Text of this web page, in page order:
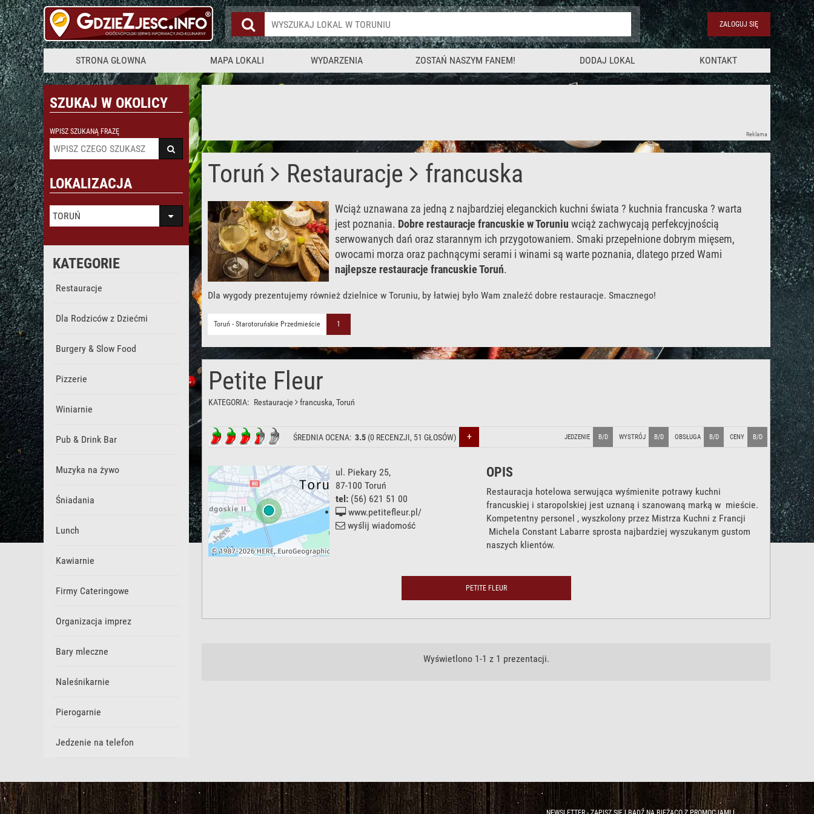
ZALOGUJ SIĘ
STRONA GŁOWNA MAPA LOKALI WYDARZENIA ZOSTAŃ NASZYM FANEM! DODAJ LOKAL KONTAKT
SZUKAJ W OKOLICY
WPISZ SZUKANĄ FRAZĘ
LOKALIZACJA
TORUŃ
KATEGORIE
Restauracje
Dla Rodziców z Dziećmi
Burgery & Slow Food
Pizzerie
Winiarnie
Pub & Drink Bar
Muzyka na żywo
Śniadania
Lunch
Kawiarnie
Firmy Cateringowe
Organizacja imprez
Bary mleczne
Naleśnikarnie
Pierogarnie
Jedzenie na telefon
Reklama
Toruń Restauracje francuska
Wciąż uznawana za jedną z najbardziej eleganckich kuchni świata ? kuchnia francuska ? warta
jest poznania. Dobre restauracje francuskie w Toruniu wciąż zachwycają perfekcyjnością
serwowanych dań oraz starannym ich przygotowaniem. Smaki przepełnione dobrym mięsem,
owocami morza oraz pachnącymi serami i winami są warte poznania, dlatego przed Wami
najlepsze restauracje francuskie Toruń.
Dla wygody prezentujemy również dzielnice w Toruniu, by łatwiej było Wam znaleźć dobre restauracje. Smacznego!
Toruń - Starotoruńskie Przedmieście 1
Petite Fleur
KATEGORIA: Restauracje francuska, Toruń
ŚREDNIA OCENA: 3.5 (0 RECENZJI, 51 GŁOSÓW) + JEDZENIE B/D WYSTRÓJ B/D OBSŁUGA B/D CENY B/D
ul. Piekary 25,
87-100 Toruń
tel: (56) 621 51 00
www.petitefleur.pl/
wyślij wiadomość
OPIS
Restauracja hotelowa serwująca wyśmienite potrawy kuchni
francuskiej i staropolskiej jest uznaną i szanowaną marką w mieście.
Kompetentny personel , wyszkolony przez Mistrza Kuchni z Francji
Michela Constant Labarre sprosta najbardziej wyszukanym gustom
naszych klientów.
PETITE FLEUR
Wyświetlono 1-1 z 1 prezentacji.